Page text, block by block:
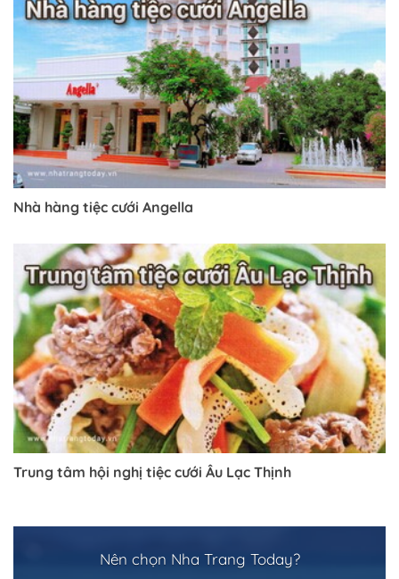
Nhà hàng tiệc cưới Angella
Trung tâm hội nghị tiệc cưới Âu Lạc Thịnh
Nên chọn Nha Trang Today?